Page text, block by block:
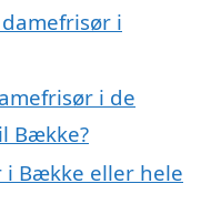
i
i de
Bække?
Bække eller hele